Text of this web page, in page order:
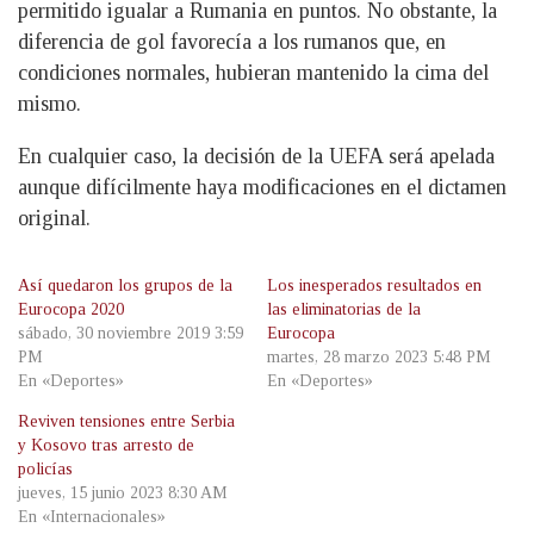
permitido igualar a Rumania en puntos. No obstante, la
diferencia de gol favorecía a los rumanos que, en
condiciones normales, hubieran mantenido la cima del
mismo.
En cualquier caso, la decisión de la UEFA será apelada
aunque difícilmente haya modificaciones en el dictamen
original.
Así quedaron los grupos de la
Eurocopa 2020
sábado, 30 noviembre 2019 3:59
PM
En «Deportes»
Los inesperados resultados en
las eliminatorias de la
Eurocopa
martes, 28 marzo 2023 5:48 PM
En «Deportes»
Reviven tensiones entre Serbia
y Kosovo tras arresto de
policías
jueves, 15 junio 2023 8:30 AM
En «Internacionales»